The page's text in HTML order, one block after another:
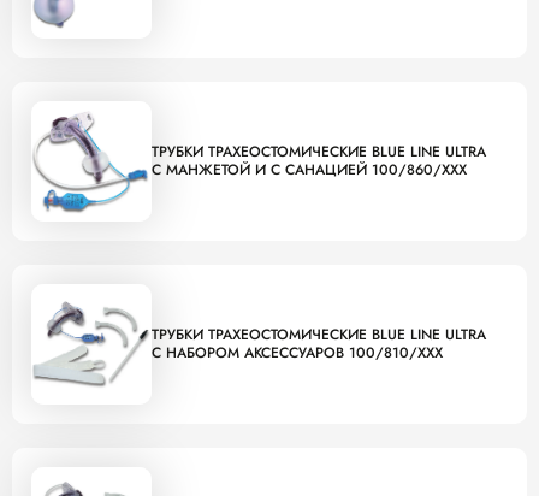
ТРУБКИ ТРАХЕОСТОМИЧЕСКИЕ BLUE LINE ULTRA
С МАНЖЕТОЙ И С САНАЦИЕЙ 100/860/XXX
ТРУБКИ ТРАХЕОСТОМИЧЕСКИЕ BLUE LINE ULTRA
С НАБОРОМ АКСЕССУАРОВ 100/810/XXX